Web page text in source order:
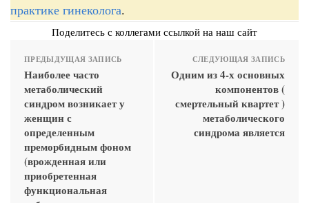
практике гинеколога.
Поделитесь с коллегами ссылкой на наш сайт
ПРЕДЫДУЩАЯ ЗАПИСЬ
Наиболее часто
метаболический
синдром возникает у
женщин с
определенным
преморбидным фоном
(врожденная или
приобретенная
функциональная
СЛЕДУЮЩАЯ ЗАПИСЬ
Одним из 4-х основных
компонентов (
смертельный квартет )
метаболического
синдрома является